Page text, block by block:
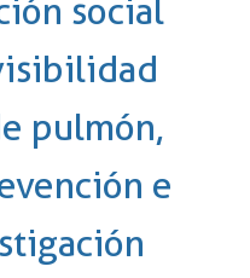
social
pulmón,
e